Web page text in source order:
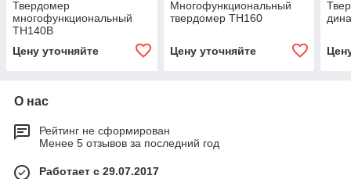
Твердомер
многофункциональный
TH140B
Цену уточняйте
Многофункциональный
твердомер TH160
Цену уточняйте
О нас
Рейтинг не сформирован
Менее 5 отзывов за последний год
Работает с 29.07.2017